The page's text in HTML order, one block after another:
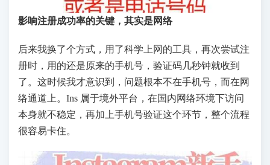
影响注册成功率的关键，其实是网络
后来我换了个方式，用了科学上网的工具，再次尝试注
册时，用的还是原来的手机号，验证码几秒钟就收到
了。这时候我才意识到，问题根本不在手机号，而在网
络通道上。Ins 属于境外平台，在国内网络环境下访问
本身就不稳定，再加上手机号验证这个环节，整个流程
很容易卡住。